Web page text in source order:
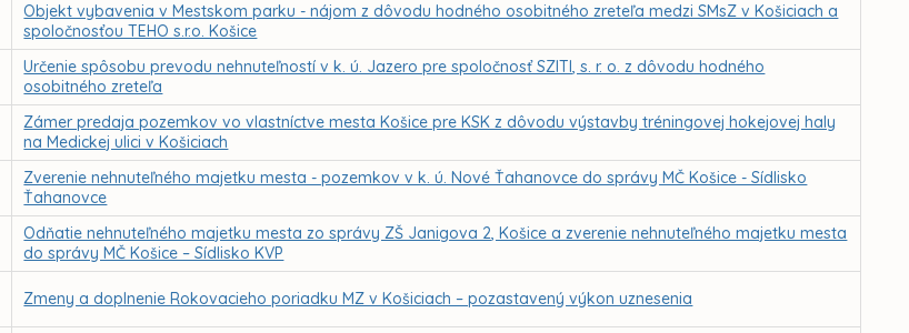
Objekt vybavenia v Mestskom parku - nájom z dôvodu hodného osobitného zreteľa medzi SMsZ v Košiciach a
spoločnosťou TEHO s.r.o. Košice
Určenie spôsobu prevodu nehnuteľností v k. ú. Jazero pre spoločnosť SZITI, s. r. o. z dôvodu hodného
osobitného zreteľa
Zámer predaja pozemkov vo vlastníctve mesta Košice pre KSK z dôvodu výstavby tréningovej hokejovej haly
na Medickej ulici v Košiciach
Zverenie nehnuteľného majetku mesta - pozemkov v k. ú. Nové Ťahanovce do správy MČ Košice - Sídlisko
Ťahanovce
Odňatie nehnuteľného majetku mesta zo správy ZŠ Janigova 2, Košice a zverenie nehnuteľného majetku mesta
do správy MČ Košice – Sídlisko KVP
Zmeny a doplnenie Rokovacieho poriadku MZ v Košiciach – pozastavený výkon uznesenia